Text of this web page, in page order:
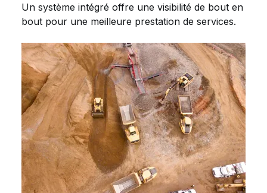
Un système intégré offre une visibilité de bout en
bout pour une meilleure prestation de services.